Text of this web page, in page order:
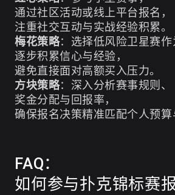
通过社区活动或线上平台报名，
注重社交互动与实战经验积累。
梅花策略：选择低风险卫星赛作
逐步积累信心与经验，
避免直接面对高额买入压力。
方块策略：深入分析赛事规则、
奖金分配与回报率，
确保报名决策精准匹配个人预算
FAQ：
如何参与扑克锦标赛